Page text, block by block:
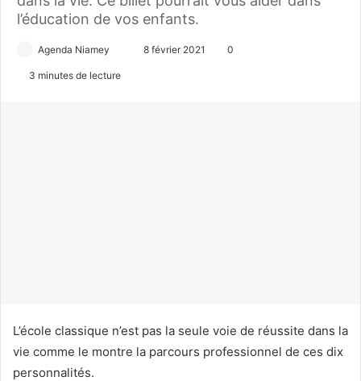
l’éducation de vos enfants.
Agenda Niamey
e
l
8 février 2021 0
3 minutes de lecture
L’école classique n’est pas la seule voie de réussite dans la
vie comme le montre la parcours professionnel de ces dix
personnalités.